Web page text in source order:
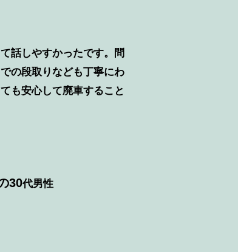
話しやすかったです。問
の段取りなども丁寧にわ
も安心して廃車すること
30代男性